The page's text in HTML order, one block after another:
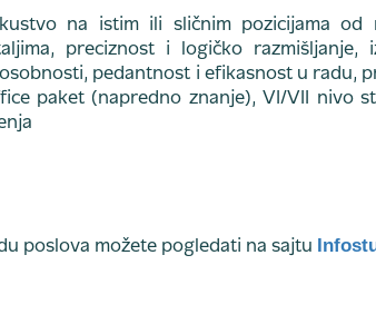
na istim ili sličnim pozicijama od
preciznost i logičko razmišljanje,
pedantnost i efikasnost u radu,
paket (napredno znanje), VI/VII nivo
poslova možete pogledati na sajtu